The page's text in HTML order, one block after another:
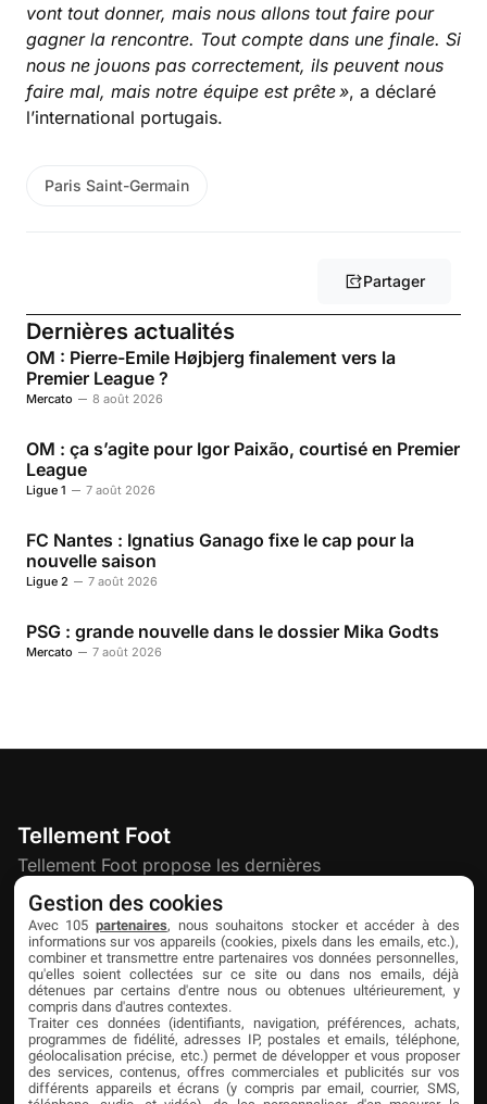
vont tout donner, mais nous allons tout faire pour
gagner la rencontre. Tout compte dans une finale. Si
nous ne jouons pas correctement, ils peuvent nous
faire mal, mais notre équipe est prête», a déclaré
l’international portugais.
Paris Saint-Germain
Partager
Dernières actualités
OM : Pierre-Emile Højbjerg finalement vers la
Premier League ?
Mercato 8 août 2026
OM : ça s’agite pour Igor Paixão, courtisé en Premier
League
Ligue 1 7 août 2026
FC Nantes : Ignatius Ganago fixe le cap pour la
nouvelle saison
Ligue 2 7 août 2026
PSG : grande nouvelle dans le dossier Mika Godts
Mercato 7 août 2026
Tellement Foot
Tellement Foot propose les dernières
actualités et nouveautés créatives dédiées
au football.
Découvrir
À propos
Contact
Publicité
Liens utiles
Mentions légales
Confidentialité
Cookies
Partenaires
Livefoot
Jeunesfooteux
Tólmi Studio
Gestion des cookies
Avec 105 partenaires, nous souhaitons stocker et accéder à des
informations sur vos appareils (cookies, pixels dans les emails, etc.),
combiner et transmettre entre partenaires vos données personnelles,
qu'elles soient collectées sur ce site ou dans nos emails, déjà
détenues par certains d'entre nous ou obtenues ultérieurement, y
compris dans d'autres contextes.
Traiter ces données (identifiants, navigation, préférences, achats,
programmes de fidélité, adresses IP, postales et emails, téléphone,
géolocalisation précise, etc.) permet de développer et vous proposer
des services, contenus, offres commerciales et publicités sur vos
différents appareils et écrans (y compris par email, courrier, SMS,